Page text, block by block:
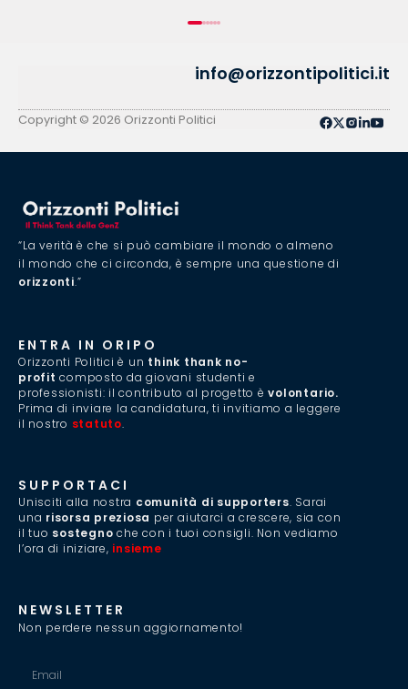
info@orizzontipolitici.it
Copyright © 2026 Orizzonti Politici
“La verità è che si può cambiare il mondo o almeno
il mondo che ci circonda, è sempre una questione di
orizzonti.”
ENTRA IN ORIPO
Orizzonti Politici è un think thank no-
profit composto da giovani studenti e
professionisti: il contributo al progetto èvolontario.
Prima di inviare la candidatura, ti invitiamo a leggere
il nostro statuto.
SUPPORTACI
Unisciti alla nostra comunità di supporters. Sarai
una risorsa preziosa per aiutarci a crescere, sia con
il tuo sostegno che con i tuoi consigli. Non vediamo
l’ora di iniziare, insieme
NEWSLETTER
Non perdere nessun aggiornamento!